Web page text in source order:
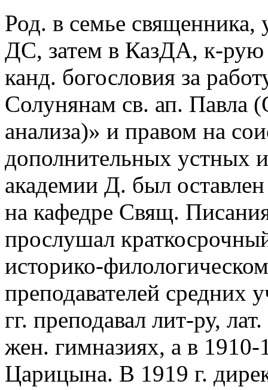
Род. в семье
ДС, затем в КазДА, к-рую
канд. богословия за
Солунянам св. ап. Павла
анализа)» и правом на
дополнительных устных
академии Д. был
на кафедре Свящ.
прослушал
историко-
преподавателей средних
гг. преподавал лит-ру,
жен. гимназиях, а в
Царицына. В 1919 г.